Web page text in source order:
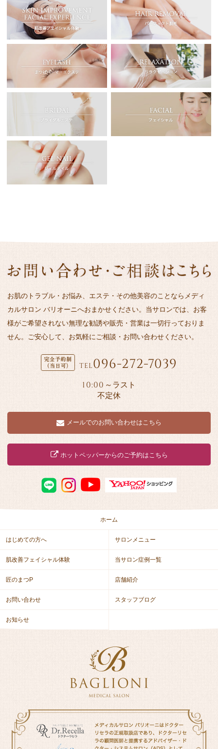
お肌のトラブル・お悩み、エステ・その他美容のことならメディ
カルサロン バリオーニへおまかせください。当サロンでは、お客
様がご希望されない無理な勧誘や販売・営業は一切行っておりま
せん。ご安心して、お気軽にご相談・お問い合わせください。
TEL096-272-7039
10:00 ～ラスト
不定休
メールでのお問い合わせはこちら
ホットペッパーからのご予約はこちら
ホーム
はじめての方へ サロンメニュー
肌改善フェイシャル体験 当サロン症例一覧
匠のまつP 店舗紹介
お問い合わせ スタッフブログ
お知らせ